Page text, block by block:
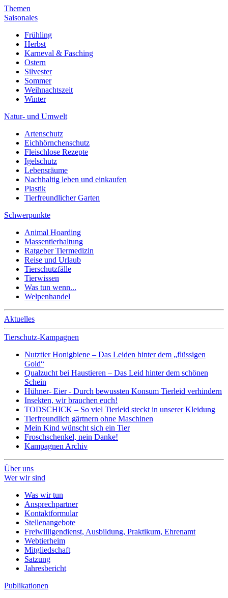
Themen
Saisonales
Frühling
Herbst
Karneval & Fasching
Ostern
Silvester
Sommer
Weihnachtszeit
Winter
Natur- und Umwelt
Artenschutz
Eichhörnchenschutz
Fleischlose Rezepte
Igelschutz
Lebensräume
Nachhaltig leben und einkaufen
Plastik
Tierfreundlicher Garten
Schwerpunkte
Animal Hoarding
Massentierhaltung
Ratgeber Tiermedizin
Reise und Urlaub
Tierschutzfälle
Tierwissen
Was tun wenn...
Welpenhandel
Aktuelles
Tierschutz-Kampagnen
Nutztier Honigbiene – Das Leiden hinter dem „flüssigen
Gold“
Qualzucht bei Haustieren – Das Leid hinter dem schönen
Schein
Hühner- Eier - Durch bewussten Konsum Tierleid verhindern
Insekten, wir brauchen euch!
TODSCHICK – So viel Tierleid steckt in unserer Kleidung
Tierfreundlich gärtnern ohne Maschinen
Mein Kind wünscht sich ein Tier
Froschschenkel, nein Danke!
Kampagnen Archiv
Über uns
Wer wir sind
Was wir tun
Ansprechpartner
Kontaktformular
Stellenangebote
Freiwilligendienst, Ausbildung, Praktikum, Ehrenamt
Webtierheim
Mitgliedschaft
Satzung
Jahresbericht
Publikationen